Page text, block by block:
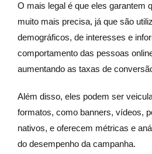
O mais legal é que eles garantem
muito mais precisa, já que são
demográficos, de interesses e
comportamento das pessoas
aumentando as taxas de
Além disso, eles podem ser
formatos, como banners, vídeos,
nativos, e oferecem métricas e
do desempenho da campanha.